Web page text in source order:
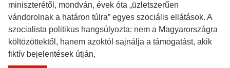
miniszterétől, mondván, évek óta „üzletszerűen
vándorolnak a határon túlra” egyes szociális ellátások. A
szocialista politikus hangsúlyozta: nem a Magyarországra
költözöttektől, hanem azoktól sajnálja a támogatást, akik
fiktív bejelentések útján,